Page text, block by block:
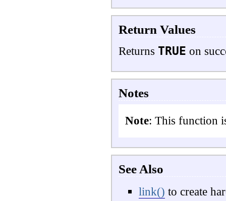
Return Values
Returns TRUE on
Notes
Note: This function
See Also
link() to create